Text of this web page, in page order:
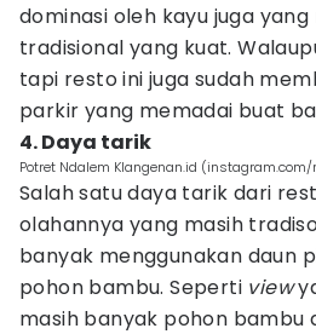
dominasi oleh kayu juga
tradisional yang kuat.
tapi resto ini juga sudah
parkir yang memadai buat
4. Daya tarik
Potret Ndalem Klangenan.id
Salah satu daya tarik dari
olahannya yang masih
banyak menggunakan daun
pohon bambu. Seperti view
masih banyak pohon bambu